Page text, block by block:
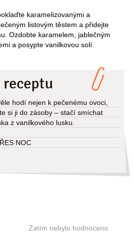
karamelizovanými a
listovým těstem a přidejte
Ozdobte karamelem, jablečným
a posypte vanilkovou solí.
receptu
hodí nejen k pečenému ovoci,
si ji do zásoby – stačí smíchat
z vanilkového lusku.
NOC
Zatím nebylo hodnoceno